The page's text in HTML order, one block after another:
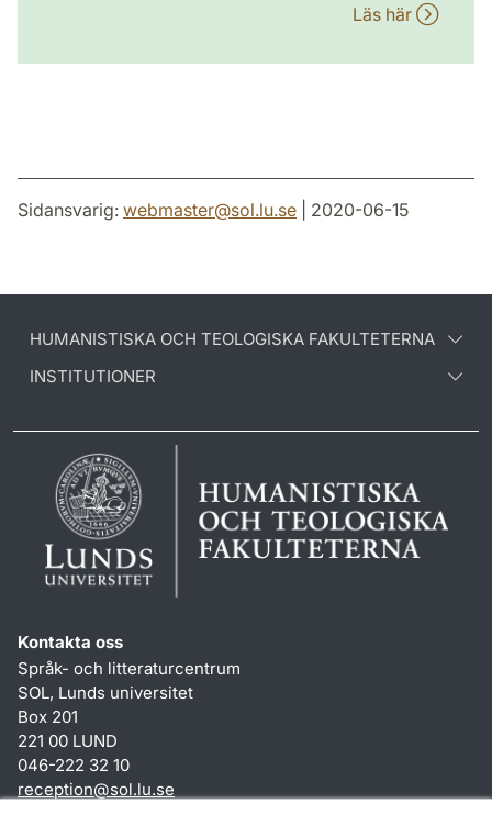
Läs här
Sidansvarig: webmaster@sol.lu.se | 2020-06-15
HUMANISTISKA OCH TEOLOGISKA FAKULTETERNA
INSTITUTIONER
Kontakta oss
Språk- och litteraturcentrum
SOL, Lunds universitet
Box 201
221 00 LUND
046-222 32 10
reception@sol.lu.se